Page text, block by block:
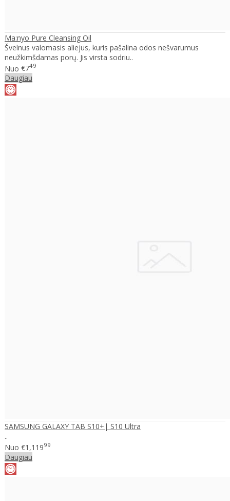
Ma:nyo Pure Cleansing Oil
Švelnus valomasis aliejus, kuris pašalina odos nešvarumus
neužkimšdamas porų. Jis virsta sodriu..
Nuo €749
Daugiau
SAMSUNG GALAXY TAB S10+| S10 Ultra
..
Nuo €1,11999
Daugiau